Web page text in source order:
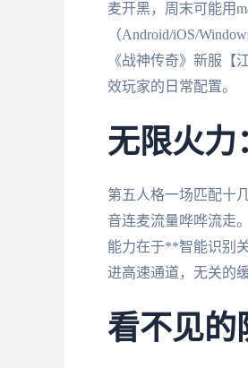
麦开黑，周末可能用
（Android/iOS/
《战神传奇》新服【
效玩家的日常配置。
无限火力
第五人格一场匹配十
音连麦流量哗哗流走
能力在于**智能识别
进高速通道，无关的
看不见的